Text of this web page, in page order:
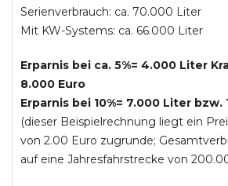
Serienverbrauch: ca. 70.000 Liter
Mit KW-Systems: ca. 66.000 Liter
Erparnis bei ca. 5%= 4.000 Liter
8.000 Euro
Erparnis bei 10%= 7.000 Liter bzw.
(dieser Beispielrechnung liegt ein
von 2.00 Euro zugrunde;
auf eine Jahresfahrstrecke von